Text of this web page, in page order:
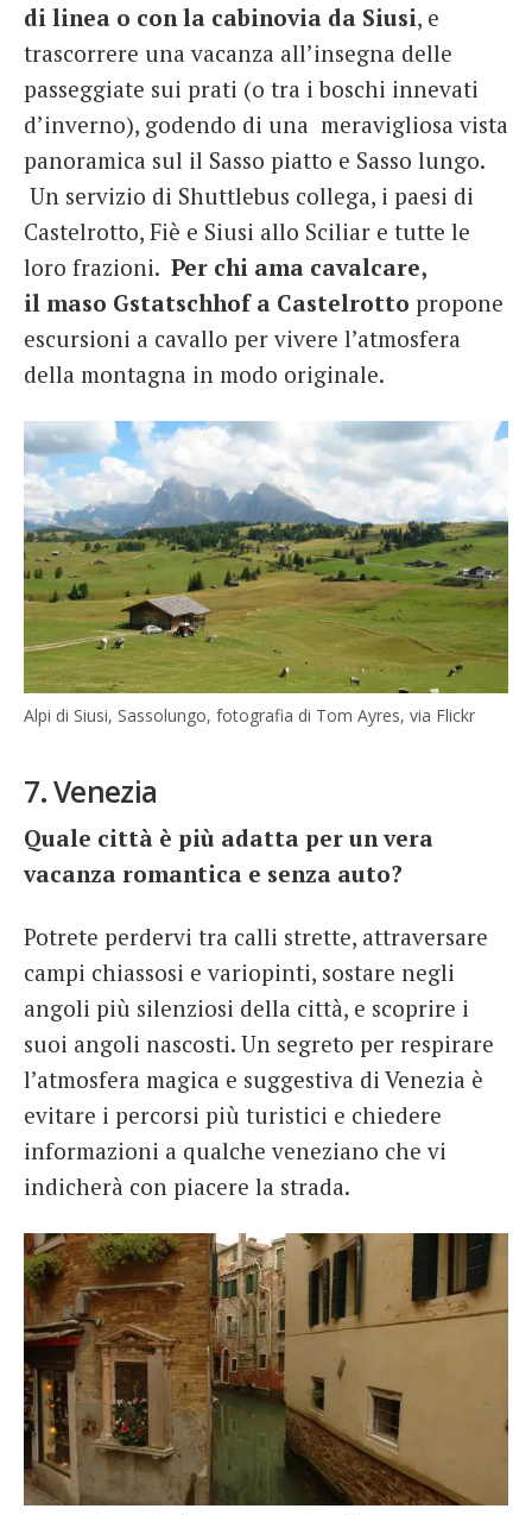
di linea o con la cabinovia da Siusi, e
trascorrere una vacanza all’insegna delle
passeggiate sui prati (o tra i boschi innevati
d’inverno), godendo di una meravigliosa vista
panoramica sul il Sasso piatto e Sasso lungo.
Un servizio di Shuttlebus collega, i paesi di
Castelrotto, Fiè e Siusi allo Sciliar e tutte le
loro frazioni. Per chi ama cavalcare,
il maso Gstatschhof a Castelrotto propone
escursioni a cavallo per vivere l’atmosfera
della montagna in modo originale.
Alpi di Siusi, Sassolungo, fotografia di Tom Ayres, via Flickr
7. Venezia
Quale città è più adatta per un vera
vacanza romantica e senza auto?
Potrete perdervi tra calli strette, attraversare
campi chiassosi e variopinti, sostare negli
angoli più silenziosi della città, e scoprire i
suoi angoli nascosti. Un segreto per respirare
l’atmosfera magica e suggestiva di Venezia è
evitare i percorsi più turistici e chiedere
informazioni a qualche veneziano che vi
indicherà con piacere la strada.